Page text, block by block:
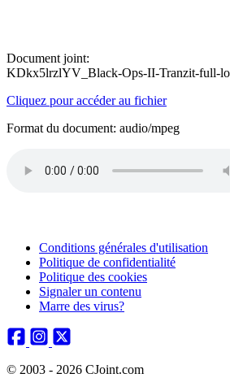
Document joint:
KDkx5lrzlYV_Black-Ops-II-Tranzit-full-
Cliquez pour accéder au fichier
Format du document: audio/mpeg
Conditions générales d'utilisation
Politique de confidentialité
Politique des cookies
Signaler un contenu
Marre des virus?
© 2003 - 2026 CJoint.com